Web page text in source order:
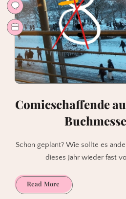
Comicschaffende
Schon geplant? Wie sollte es
dieses Jahr wieder fast
Read MoreComicschaffende
auf